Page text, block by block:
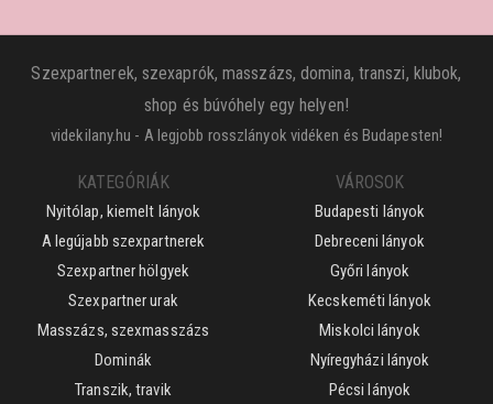
Szexpartnerek, szexaprók, masszázs, domina, transzi, klubok,
shop és búvóhely egy helyen!
videkilany.hu - A legjobb rosszlányok vidéken és Budapesten!
KATEGÓRIÁK
Nyitólap, kiemelt lányok
A legújabb szexpartnerek
Szexpartner hölgyek
Szexpartner urak
Masszázs, szexmasszázs
Dominák
Transzik, travik
VÁROSOK
Budapesti lányok
Debreceni lányok
Győri lányok
Kecskeméti lányok
Miskolci lányok
Nyíregyházi lányok
Pécsi lányok